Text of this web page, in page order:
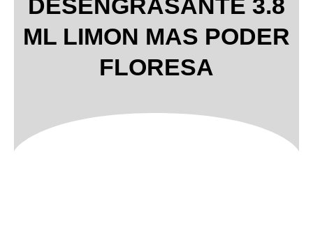
ML LIMON MAS PODER
FLORESA